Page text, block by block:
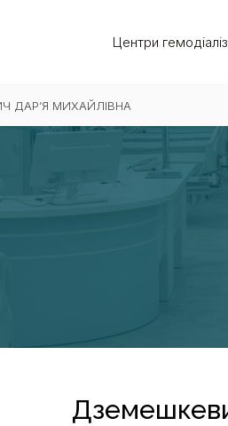
Центри
ДАР’Я МИХАЙЛІВНА